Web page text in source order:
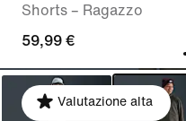
Shorts – Ragazzo
59,99 €
Valutazione alta